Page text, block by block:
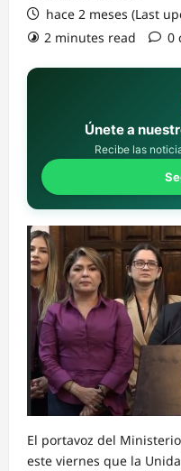
hace 2 meses (Last
2 minutes read
0
Únete a
Recibe las
El portavoz del
este viernes que la